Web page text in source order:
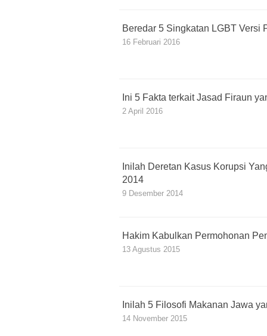
Beredar 5 Singkatan LGBT Versi
16 Februari 2016
Ini 5 Fakta terkait Jasad Firaun
2 April 2016
Inilah Deretan Kasus Korupsi
2014
9 Desember 2014
Hakim Kabulkan Permohonan
13 Agustus 2015
Inilah 5 Filosofi Makanan Jawa
14 November 2015